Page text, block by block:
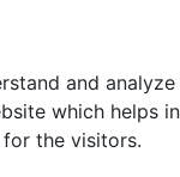
and analyze
which helps in
the visitors.